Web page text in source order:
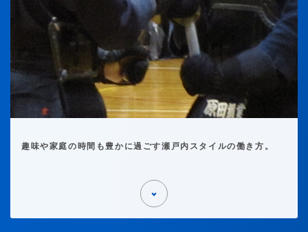
趣味や家庭の時間も豊かに過ごす瀬戸内スタイルの働き方。